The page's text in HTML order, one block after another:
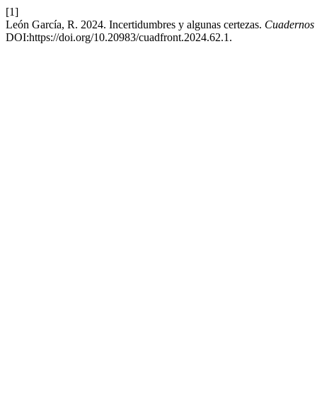
[1]
León García, R. 2024. Incertidumbres y algunas certezas.
DOI:https://doi.org/10.20983/cuadfront.2024.62.1.